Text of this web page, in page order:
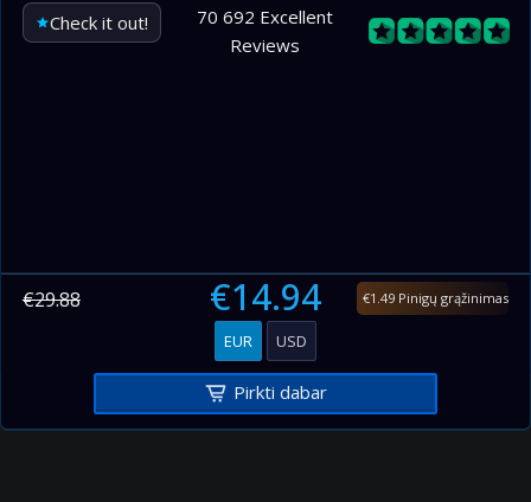
Check it out!
70 692 Excellent
Reviews
€29.88 €14.94 €1.49 Pinigų grąžinimas
EUR USD
Pirkti dabar